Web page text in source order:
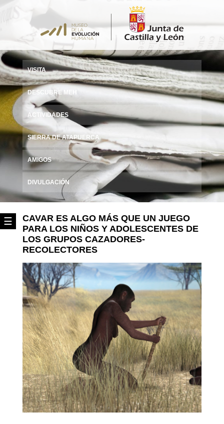
☰
VISITA
DESCUBRE MEH
ACTIVIDADES
SIERRA DE ATAPUERCA
AMIGOS
DIVULGACIÓN
CAVAR ES ALGO MÁS QUE UN JUEGO
PARA LOS NIÑOS Y ADOLESCENTES DE
LOS GRUPOS CAZADORES-
RECOLECTORES